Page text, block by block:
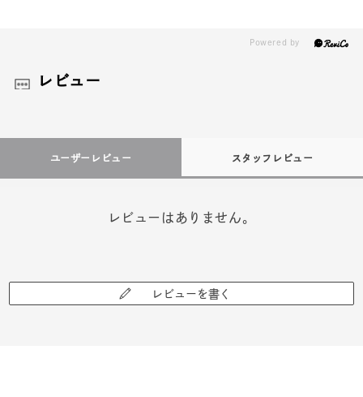
レビュー
ユーザーレビュー スタッフレビュー
レビューはありません。
レビューを書く